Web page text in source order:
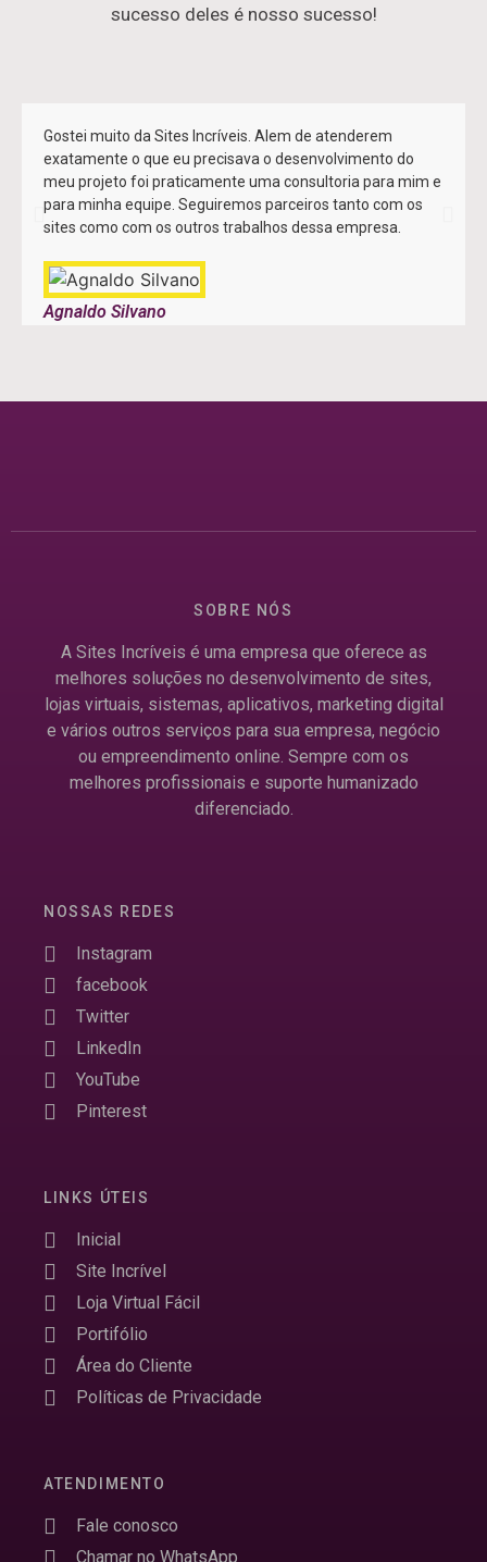
sucesso deles é nosso sucesso!
Gostei muito da Sites Incríveis. Alem de atenderem
exatamente o que eu precisava o desenvolvimento do
meu projeto foi praticamente uma consultoria para mim e
para minha equipe. Seguiremos parceiros tanto com os
sites como com os outros trabalhos dessa empresa.
Agnaldo Silvano
SOBRE NÓS
A Sites Incríveis é uma empresa que oferece as
melhores soluções no desenvolvimento de sites,
lojas virtuais, sistemas, aplicativos, marketing digital
e vários outros serviços para sua empresa, negócio
ou empreendimento online. Sempre com os
melhores profissionais e suporte humanizado
diferenciado.
NOSSAS REDES
Instagram
facebook
Twitter
LinkedIn
YouTube
Pinterest
LINKS ÚTEIS
Inicial
Site Incrível
Loja Virtual Fácil
Portifólio
Área do Cliente
Políticas de Privacidade
ATENDIMENTO
Fale conosco
Chamar no WhatsApp